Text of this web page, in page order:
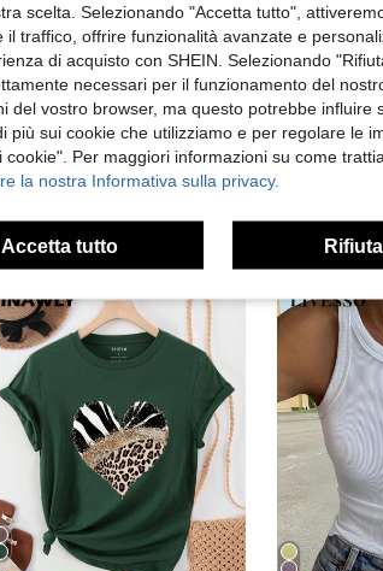
Utile (0)
scelta. Selezionando "Accetta tutto",
traffico, offrire funzionalità avanzate e
di acquisto con SHEIN. Selezionando
necessari per il funzionamento del
del vostro browser, ma questo potrebbe influire
più sui cookie che utilizziamo e per regolare le
Per maggiori informazioni su come
la nostra Informativa sulla privacy.
Accetta tutto